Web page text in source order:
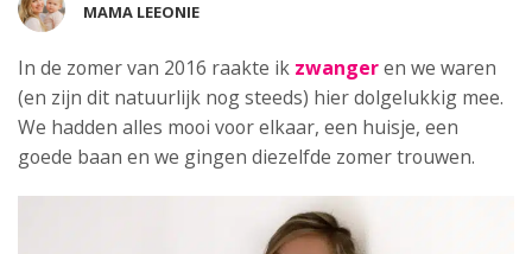
MAMA LEEONIE
In de zomer van 2016 raakte ik zwangeren we waren
(en zijn dit natuurlijk nog steeds) hier dolgelukkig mee.
We hadden alles mooi voor elkaar, een huisje, een
goede baan en we gingen diezelfde zomer trouwen.